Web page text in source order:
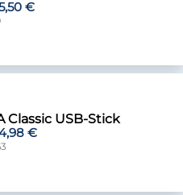
€
Classic USB-Stick
€